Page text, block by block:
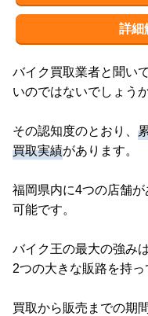
おすすめ
詳細
バイク買取業者と聞い
いのではないでしょうか
その認知度のとおり、
買取実績があります。
福岡県内に4つの店舗
可能です。
バイク王の最大の強み
2つの大きな販路を持っ
買取から販売までの期